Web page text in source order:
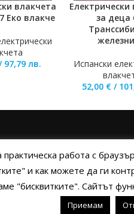
КОЛИЧКАТА
влакчета
Еко влакче
97,79 лв.
ДОБАВЯНЕ В
Електрически
за деца
Испански
52,00 € /
ПОЛИТИКА НА БИСКВИТКИТЕ
Copyright © 2014 - 2024
работа с
и как можете да ги
"бисквитките". Сайтът
Приемам